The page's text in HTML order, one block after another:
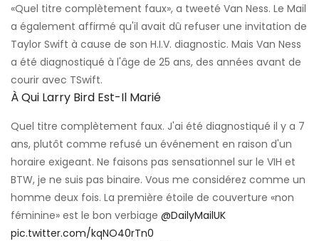
«Quel titre complètement faux», a tweeté Van Ness. Le Mail
a également affirmé qu'il avait dû refuser une invitation de
Taylor Swift à cause de son H.I.V. diagnostic. Mais Van Ness
a été diagnostiqué à l'âge de 25 ans, des années avant de
courir avec TSwift.
À Qui Larry Bird Est-Il Marié
Quel titre complètement faux. J'ai été diagnostiqué il y a 7
ans, plutôt comme refusé un événement en raison d'un
horaire exigeant. Ne faisons pas sensationnel sur le VIH et
BTW, je ne suis pas binaire. Vous me considérez comme un
homme deux fois. La première étoile de couverture «non
féminine» est le bon verbiage @DailyMailUK
pic.twitter.com/kqNO40rTn0